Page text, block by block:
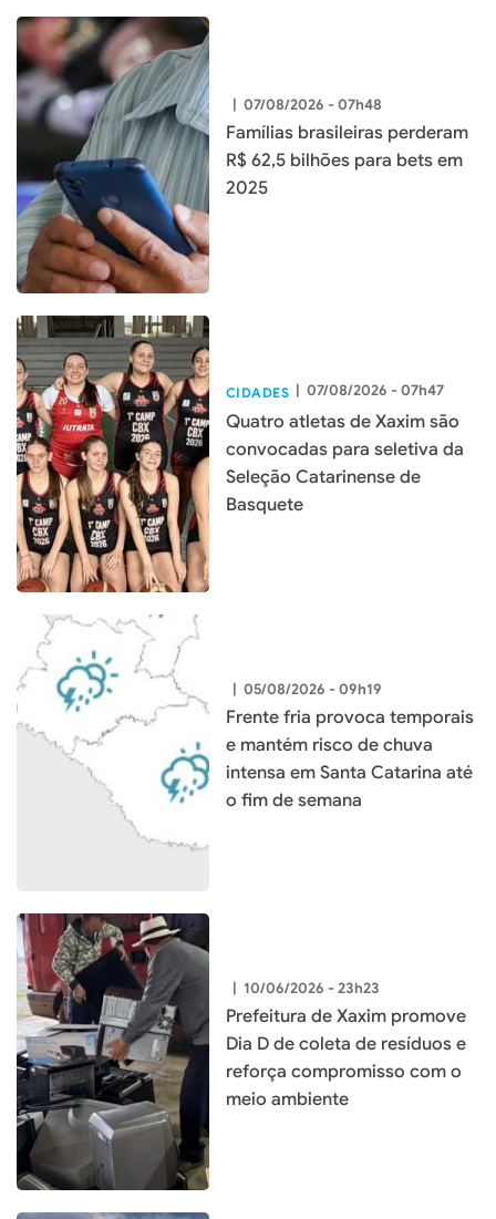
| 07/08/2026 - 07h48
Famílias brasileiras perderam
R$ 62,5 bilhões para bets em
2025
CIDADES | 07/08/2026 - 07h47
Quatro atletas de Xaxim são
convocadas para seletiva da
Seleção Catarinense de
Basquete
| 05/08/2026 - 09h19
Frente fria provoca temporais
e mantém risco de chuva
intensa em Santa Catarina até
o fim de semana
| 10/06/2026 - 23h23
Prefeitura de Xaxim promove
Dia D de coleta de resíduos e
reforça compromisso com o
meio ambiente